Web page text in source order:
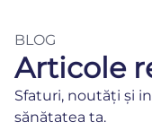
BLOG
Articole
Sfaturi, noutăți și
sănătatea ta.